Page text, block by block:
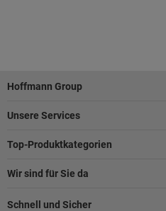
Fußzeile
Hoffmann Group
Unsere Services
Top-Produktkategorien
Wir sind für Sie da
Schnell und Sicher